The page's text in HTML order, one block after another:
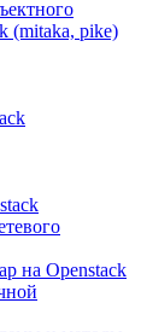
(mitaka, pike)
на Openstack